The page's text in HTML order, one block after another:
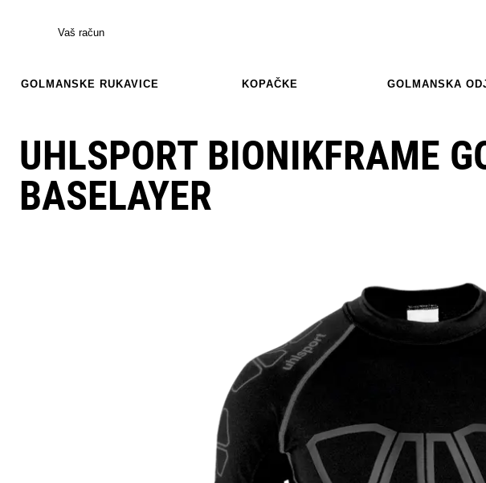
Vaš račun
GOLMANSKE RUKAVICE KOPAČKE GOLMANSKA
UHLSPORT BIONIKFRAME
BASELAYER